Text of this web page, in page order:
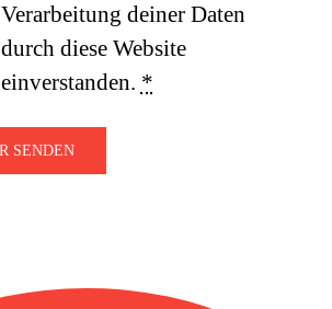
Verarbeitung deiner Daten
durch diese Website
einverstanden. *